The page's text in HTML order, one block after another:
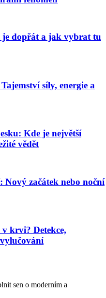
je dopřát a jak vybrat tu
síly, energie a
Kde je největší
vědět
Nový začátek nebo noční
krvi? Detekce,
sen o moderním a